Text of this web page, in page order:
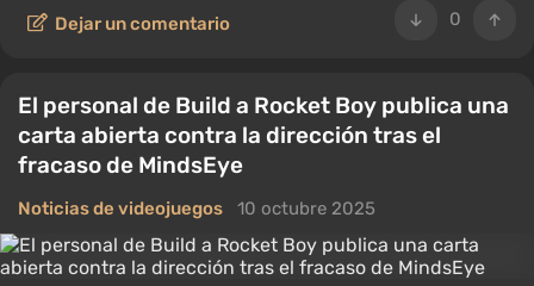
0
Dejar un comentario
El personal de Build a Rocket Boy publica una
carta abierta contra la dirección tras el
fracaso de MindsEye
Noticias de videojuegos 10 octubre 2025